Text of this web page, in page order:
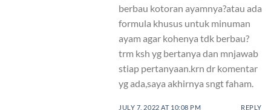
berbau kotoran ayamnya?atau ada
formula khusus untuk minuman
ayam agar kohenya tdk berbau?
trm ksh yg bertanya dan mnjawab
stiap pertanyaan.krn dr komentar
yg ada,saya akhirnya sngt faham.
JULY 7, 2022 AT 10:08 PM REPLY